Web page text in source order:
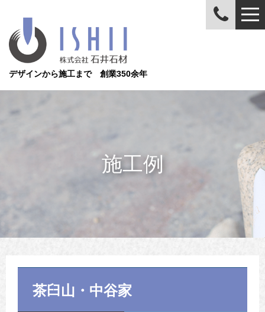
デザインから施工まで 創業350余年
施工例
茶臼山・中谷家